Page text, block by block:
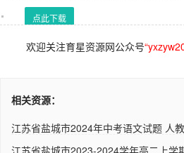
点此下载
欢迎关注育星资源网公众号
相关资源：
江苏省盐城市2024年中考语文试题 人
江苏省盐城市2023-2024学年高二上学